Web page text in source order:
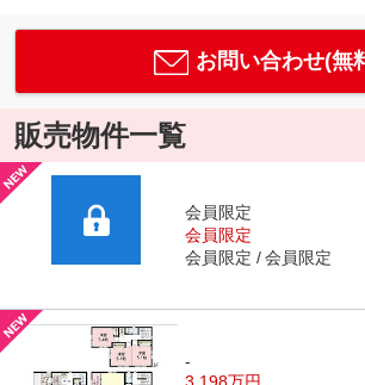
お問い合わせ(無
販売物件一覧
会員限定
会員限定
会員限定
会員限定
-